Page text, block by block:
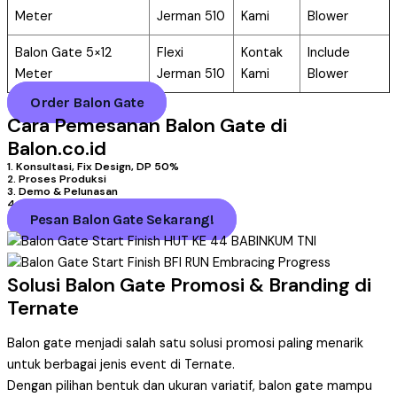
Meter
Jerman 510
Kami
Blower
Balon Gate 5×12
Meter
Flexi
Jerman 510
Kontak
Kami
Include
Blower
Order Balon Gate
Cara Pemesanan Balon Gate di
Balon.co.id
1. Konsultasi, Fix Design, DP 50%
2. Proses Produksi
3. Demo & Pelunasan
4. Pengiriman
Pesan Balon Gate Sekarang!
Solusi Balon Gate Promosi & Branding di
Ternate
Balon gate menjadi salah satu solusi promosi paling menarik
untuk berbagai jenis event di Ternate.
Dengan pilihan bentuk dan ukuran variatif, balon gate mampu